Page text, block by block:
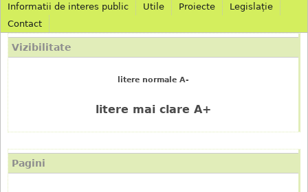
M
e
n
i
u
p
r
Informatii de interes public
Utile Proiecte
Legislație
Contact
Vizibilitate
litere normale A-
litere mai clare A+
Pagini